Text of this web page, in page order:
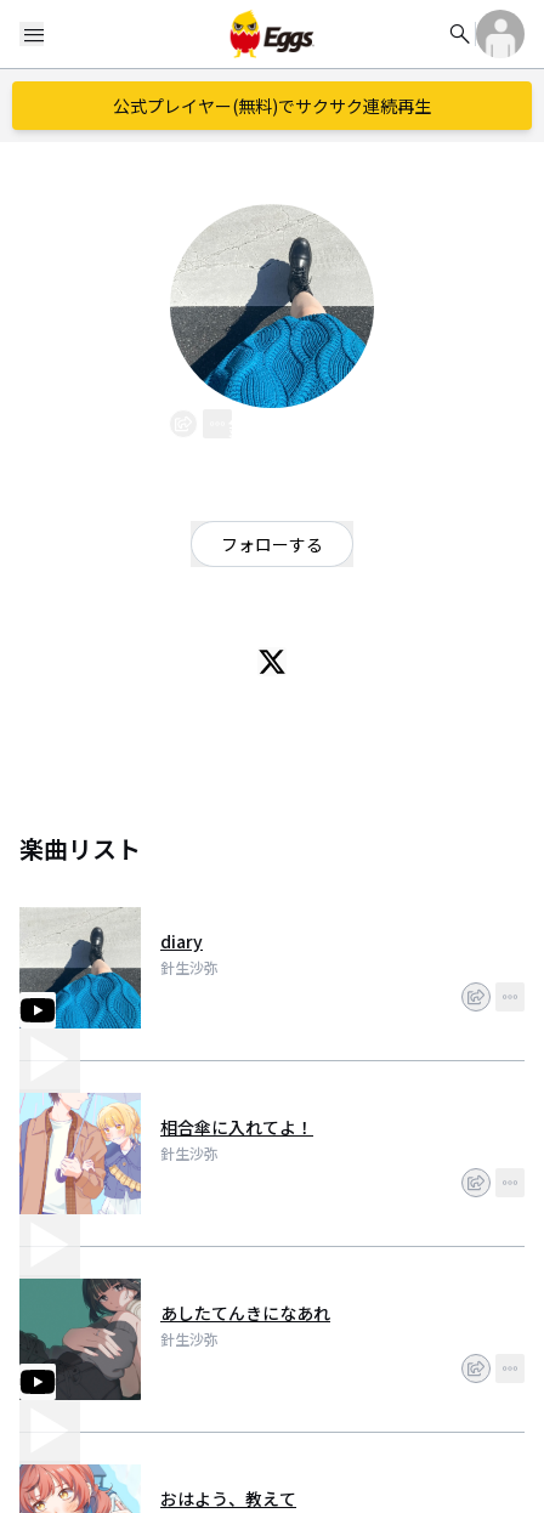
menu search
公式プレイヤー(無料)でサクサク連続再生
フォローする
楽曲リスト
diary
針生沙弥
相合傘に入れてよ！
針生沙弥
あしたてんきになあれ
針生沙弥
おはよう、教えて